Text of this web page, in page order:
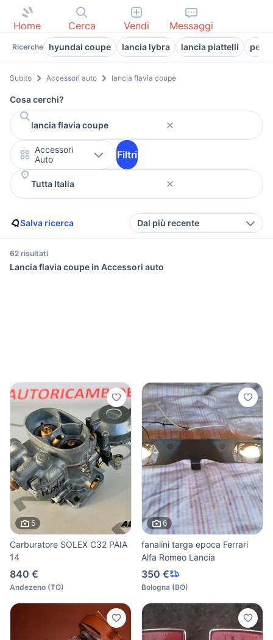
Home Cerca Vendi Messaggi
Ricerche hyundai coupe lancia lybra lancia piattelli
Subito Accessori auto lancia flavia coupe
Cosa cerchi?
Accessori
Auto
Filtri
Salva ricerca Dal più recente
62 risultati
Lancia flavia coupe in Accessori auto
5
Carburatore SOLEX C32 PAIA
14
840 €
Andezeno (TO)
6
fanalini targa epoca Ferrari
Alfa Romeo Lancia
350 €
Bologna (BO)